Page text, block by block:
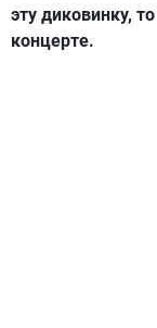
эту диковинку,
концерте.